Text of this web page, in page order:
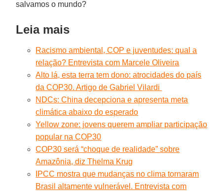
salvamos o mundo?
Leia mais
Racismo ambiental, COP e juventudes: qual a
relação? Entrevista com Marcele Oliveira
Alto lá, esta terra tem dono: atrocidades do país
da COP30. Artigo de Gabriel Vilardi
NDCs: China decepciona e apresenta meta
climática abaixo do esperado
Yellow zone: jovens querem ampliar participação
popular na COP30
COP30 será “choque de realidade” sobre
Amazônia, diz Thelma Krug
IPCC mostra que mudanças no clima tornaram
Brasil altamente vulnerável. Entrevista com